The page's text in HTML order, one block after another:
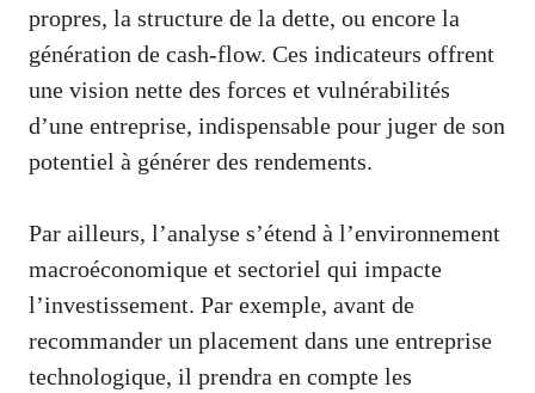
propres, la structure de la dette, ou encore la
génération de cash-flow. Ces indicateurs offrent
une vision nette des forces et vulnérabilités
d’une entreprise, indispensable pour juger de son
potentiel à générer des rendements.
Par ailleurs, l’analyse s’étend à l’environnement
macroéconomique et sectoriel qui impacte
l’investissement. Par exemple, avant de
recommander un placement dans une entreprise
technologique, il prendra en compte les